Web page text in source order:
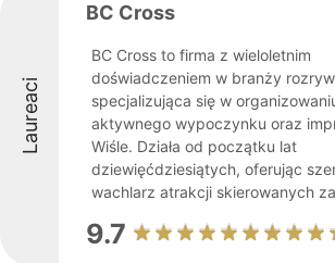
Laureaci
BC Cross
BC Cross to firma z wieloletnim
doświadczeniem w branży
specjalizująca się w
aktywnego wypoczynku oraz
Wiśle. Działa od początku lat
dziewięćdziesiątych, oferując
wachlarz atrakcji skierowanych
9.7